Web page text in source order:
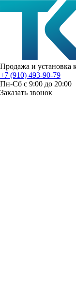
Продажа и
+7 (910) 493-90-79
Пн-Сб с 9:00 до 20:00
Заказать звонок